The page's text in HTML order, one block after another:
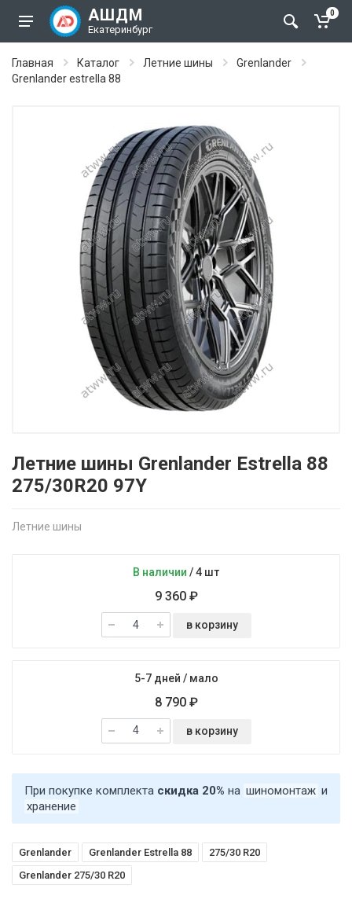
АШДМ
Екатеринбург
0
Главная Каталог Летние шины
Grenlander
Grenlander estrella 88
Летние шины Grenlander Estrella 88
275/30R20 97Y
Летние шины
В наличии /4 шт
9 360 ₽
в корзину
5-7 дней / мало
8 790 ₽
в корзину
При покупке комплекта скидка 20% на шиномонтаж и
хранение
Grenlander Grenlander Estrella 88
275/30 R20
Grenlander 275/30 R20